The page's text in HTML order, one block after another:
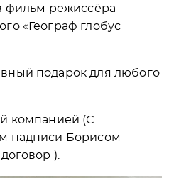
фильм режиссёра
«Географ глобус
подарок для любого
компанией (С
надписи Борисом
).